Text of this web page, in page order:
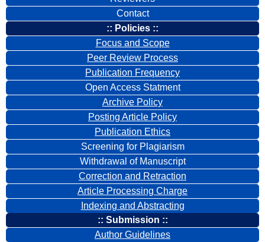
Contact
:: Policies ::
Focus and Scope
Peer Review Process
Publication Frequency
Open Access Statment
Archive Policy
Posting Article Policy
Publication Ethics
Screening for Plagiarism
Withdrawal of Manuscript
Correction and Retraction
Article Processing Charge
Indexing and Abstracting
:: Submission ::
Author Guidelines